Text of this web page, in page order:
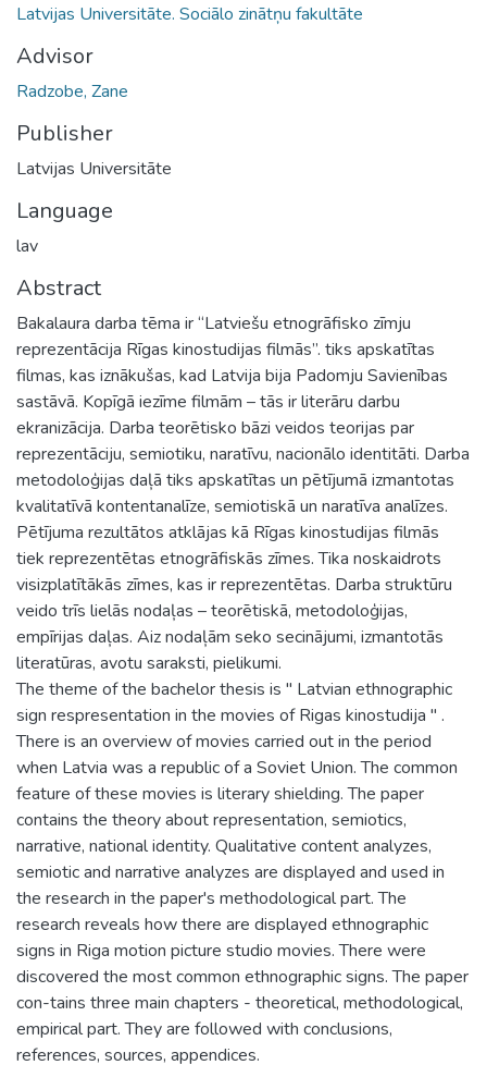
Latvijas Universitāte. Sociālo zinātņu fakultāte
Advisor
Radzobe, Zane
Publisher
Latvijas Universitāte
Language
lav
Abstract
Bakalaura darba tēma ir “Latviešu etnogrāfisko zīmju
reprezentācija Rīgas kinostudijas filmās”. tiks apskatītas
filmas, kas iznākušas, kad Latvija bija Padomju Savienības
sastāvā. Kopīgā iezīme filmām – tās ir literāru darbu
ekranizācija. Darba teorētisko bāzi veidos teorijas par
reprezentāciju, semiotiku, naratīvu, nacionālo identitāti. Darba
metodoloģijas daļā tiks apskatītas un pētījumā izmantotas
kvalitatīvā kontentanalīze, semiotiskā un naratīva analīzes.
Pētījuma rezultātos atklājas kā Rīgas kinostudijas filmās
tiek reprezentētas etnogrāfiskās zīmes. Tika noskaidrots
visizplatītākās zīmes, kas ir reprezentētas. Darba struktūru
veido trīs lielās nodaļas – teorētiskā, metodoloģijas,
empīrijas daļas. Aiz nodaļām seko secinājumi, izmantotās
literatūras, avotu saraksti, pielikumi.
The theme of the bachelor thesis is " Latvian ethnographic
sign respresentation in the movies of Rigas kinostudija " .
There is an overview of movies carried out in the period
when Latvia was a republic of a Soviet Union. The common
feature of these movies is literary shielding. The paper
contains the theory about representation, semiotics,
narrative, national identity. Qualitative content analyzes,
semiotic and narrative analyzes are displayed and used in
the research in the paper's methodological part. The
research reveals how there are displayed ethnographic
signs in Riga motion picture studio movies. There were
discovered the most common ethnographic signs. The paper
con-tains three main chapters - theoretical, methodological,
empirical part. They are followed with conclusions,
references, sources, appendices.